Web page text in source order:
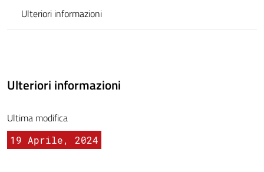
Ulteriori informazioni
Ulteriori informazioni
Ultima modifica
19 Aprile, 2024